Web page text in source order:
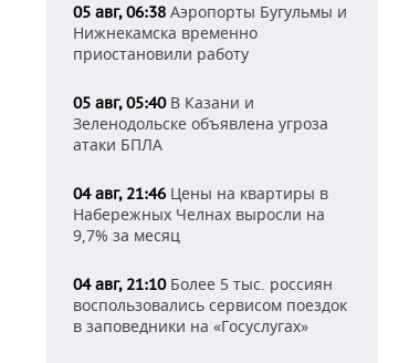
05 авг, 06:38 Аэропорты Бугульмы и
Нижнекамска временно
приостановили работу
05 авг, 05:40В Казани и
Зеленодольске объявлена угроза
атаки БПЛА
04 авг, 21:46 Цены на квартиры в
Набережных Челнах выросли на
9,7% за месяц
04 авг, 21:10Более 5 тыс. россиян
воспользовались сервисом поездок
в заповедники на «Госуслугах»